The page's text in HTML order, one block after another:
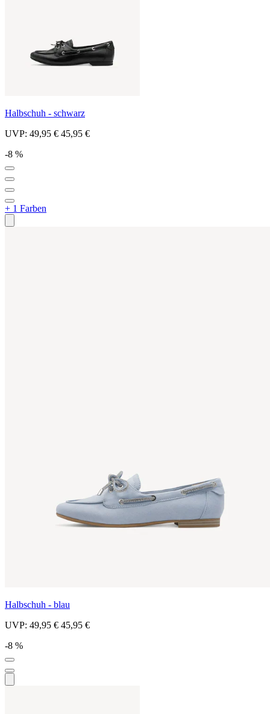
Halbschuh - schwarz
UVP: 49,95 € 45,95 €
-8 %
+ 1 Farben
Halbschuh - blau
UVP: 49,95 € 45,95 €
-8 %